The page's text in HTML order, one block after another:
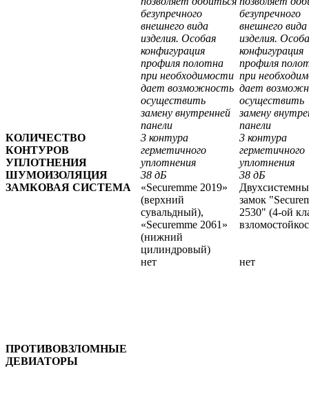
безупречного
внешнего вида
изделия. Особая
конфигурация
профиля полотна
при необходимости
дает возможность
осуществить
замену внутренней
панели
безупречного
внешнего вида
изделия.
конфигурация
профиля
при
дает
осуществить
замену
панели
КОЛИЧЕСТВО
КОНТУРОВ
УПЛОТНЕНИЯ
3 контура
герметичного
уплотнения
3 контура
герметичного
уплотнения
ШУМОИЗОЛЯЦИЯ
38 дБ
38 дБ
ЗАМКОВАЯ СИСТЕМА
«Securemme 2019»
(верхний
сувальдный),
«Securemme 2061»
(нижний
цилиндровый)
замок
2530" (4-ой
ПРОТИВОВЗЛОМНЫЕ
ДЕВИАТОРЫ
нет нет